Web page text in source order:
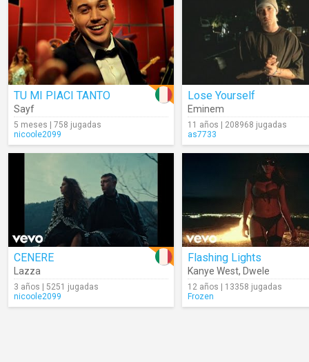
TU MI PIACI TANTO
Sayf
5 meses | 758 jugadas
nicoole2099
Lose Yourself
Eminem
11 años | 208968 jugadas
as7733
CENERE
Lazza
3 años | 5251 jugadas
nicoole2099
Flashing Lights
Kanye West, Dwele
12 años | 13358 jugadas
Frozen